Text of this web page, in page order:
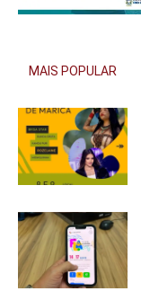
MAIS POPULAR